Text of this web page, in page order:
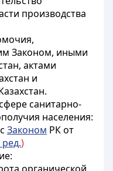
производства
Законом, иными
актами
и
санитарно-
населения:
Законом РК от
ред.)